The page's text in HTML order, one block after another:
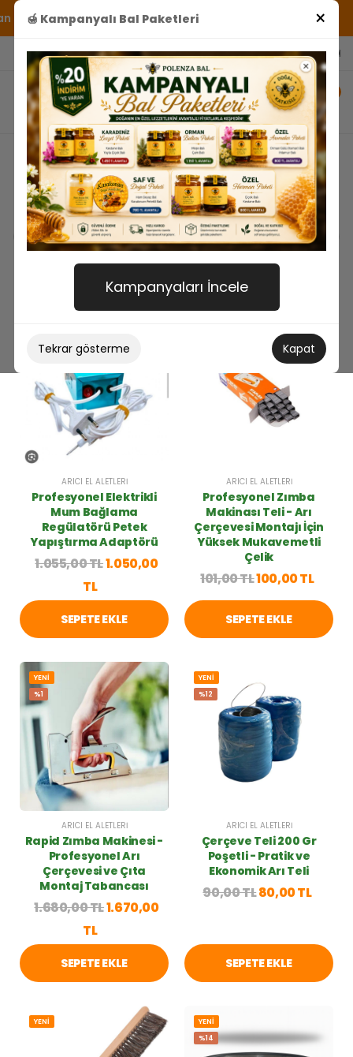
🍯 Kampanyalı Bal Paketleri ×
Kampanyaları İncele
Tekrar gösterme Kapat
sofranıza gerçek ve katkısız bal gönderiyoruz.
Giriş Yap / Kayıt Ol
75₺ 12890₺
ARICI EL ALETLERI
Profesyonel Elektrikli
Mum Bağlama
Regülatörü Petek
Yapıştırma Adaptörü
1.055,00 TL1.050,00
TL
SEPETE EKLE
ARICI EL ALETLERI
Profesyonel Zımba
Makinası Teli - Arı
Çerçevesi Montajı İçin
Yüksek Mukavemetli
Çelik
101,00 TL100,00 TL
SEPETE EKLE
YENİ
%1
ARICI EL ALETLERI
Rapid Zımba Makinesi -
Profesyonel Arı
Çerçevesi ve Çıta
Montaj Tabancası
1.680,00 TL1.670,00
TL
SEPETE EKLE
YENİ
%12
ARICI EL ALETLERI
Çerçeve Teli 200 Gr
Poşetli - Pratik ve
Ekonomik Arı Teli
90,00 TL80,00 TL
SEPETE EKLE
YENİ
YENİ
%14